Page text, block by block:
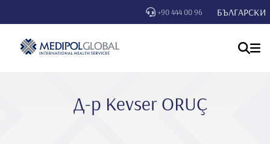
+90 444 00 96 БЪЛГАРСКИ
Д-р Kevser ORUÇ